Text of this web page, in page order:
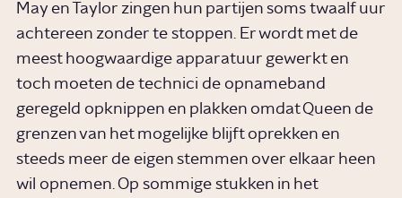
May en Taylor zingen hun partijen soms twaalf uur
achtereen zonder te stoppen. Er wordt met de
meest hoogwaardige apparatuur gewerkt en
toch moeten de technici de opnameband
geregeld opknippen en plakken omdat Queen de
grenzen van het mogelijke blijft oprekken en
steeds meer de eigen stemmen over elkaar heen
wil opnemen. Op sommige stukken in het